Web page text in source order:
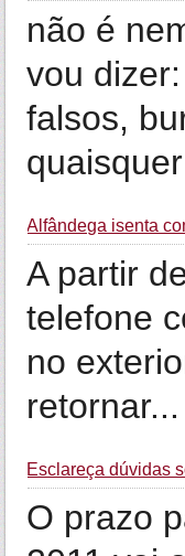
não é
vou
falsos,
Alfândega isenta
A partir
telefone
no
retornar...
Esclareça dúvidas
O prazo